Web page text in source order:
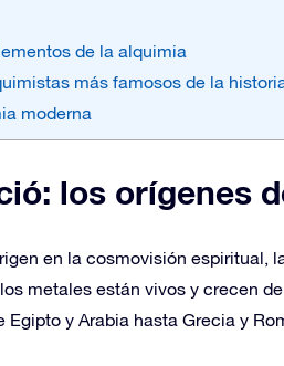
de la alquimia
más famosos de la
moderna
los orígenes
en la cosmovisión espiritual,
metales están vivos y crecen
Egipto y Arabia hasta Grecia y